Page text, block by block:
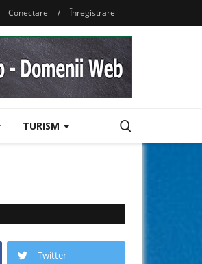
Conectare / Înregistrare
TURISM
Twitter